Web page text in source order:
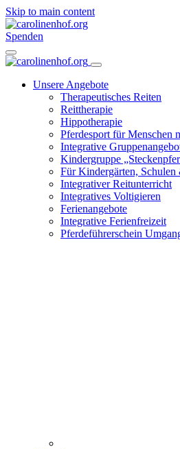
Skip to main content
Spenden
Unsere Angebote
Therapeutisches Reiten
Reittherapie
Hippotherapie
Pferdesport für Menschen
Integrative
Kindergruppe
Für Kindergärten, Schulen
Integrativer Reitunterricht
Integratives Voltigieren
Ferienangebote
Integrative Ferienfreizeit
Pferdeführerschein